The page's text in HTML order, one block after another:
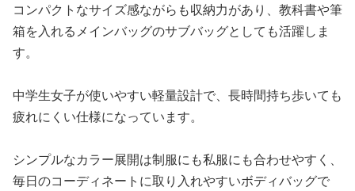
コンパクトなサイズ感ながらも収納力があり、教科書や筆
箱を入れるメインバッグのサブバッグとしても活躍しま
す。
中学生女子が使いやすい軽量設計で、長時間持ち歩いても
疲れにくい仕様になっています。
シンプルなカラー展開は制服にも私服にも合わせやすく、
毎日のコーディネートに取り入れやすいボディバッグで